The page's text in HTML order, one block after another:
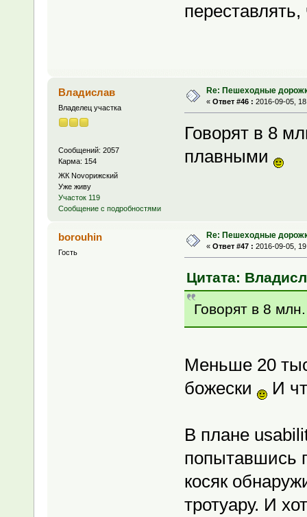
Владислав
Владелец участка
Сообщений: 2057
Карма: 154
ЖК Novoрижский
Уже живу
Участок 119
Сообщение с подробностями
Re: Пешеходные
« Ответ #46 : 2016-09-05,
Говорят в 8
плавными
borouhin
Гость
Re: Пешеходные
« Ответ #47 : 2016-09-05,
Цитата:
Говорят в 8
Меньше 20
божески
И
В плане
попытавшись
косяк
тротуару. И